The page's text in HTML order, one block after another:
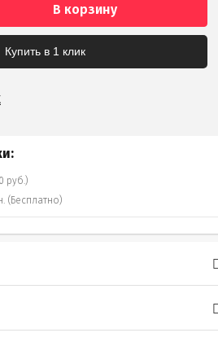
В корзину
Купить в 1 клик
руб.)
(Бесплатно)